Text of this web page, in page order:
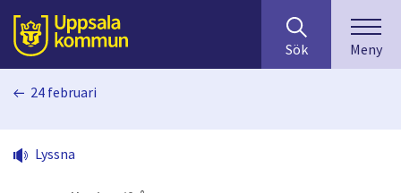
Till sidans
huvudinnehåll
efter
innehåll
på
Sök Meny
24 februari
Lyssna